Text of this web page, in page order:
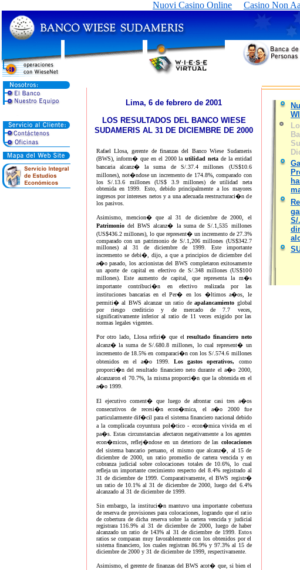
Nuovi Casino Online Casino Non
Lima, 6 de febrero de 2001
LOS RESULTADOS DEL BANCO WIESE
SUDAMERIS AL 31 DE DICIEMBRE DE 2000
Rafael Llosa, gerente de finanzas del Banco Wiese Sudameris
(BWS), inform� que en el 2000 lautilidad neta de la entidad
bancaria alcanz� la suma de S/.37.4 millones (US$10.6
millones), not�ndose un incremento de 174.8%, comparado con
los S/.13.6 millones (US$ 3.9 millones) de utilidad neta
obtenida en 1999. Esto, debido principalmente a los mayores
ingresos por intereses netos y a una adecuada reestructuraci�n de
los pasivos.
Asimismo, mencion� que al 31 de diciembre de 2000, el
Patrimoniodel BWS alcanz� la suma de S/.1,535 millones
(US$436.2 millones), lo que represent� un incremento de 27.3%
comparado con un patrimonio de S/.1,206 millones (US$342.7
millones) al 31 de diciembre de 1999. Este importante
incremento se debi�, dijo, a que a principios de diciembre del
a�o pasado, los accionistas del BWS completaron exitosamente
un aporte de capital en efectivo de S/.348 millones (US$100
millones). Este aumento de capital, que representa la m�s
importante contribuci�n en efectivo realizada por las
instituciones bancarias en el Per� en los �ltimos a�os, le
permiti� al BWS alcanzar un ratio de apalancamiento global
por riesgo crediticio y de mercado de 7.7 veces,
significativamente inferior al ratio de 11 veces exigido por las
normas legales vigentes.
Por otro lado, Llosa refiri� que elresultado financiero neto
alcanz� la suma de S/.680.8 millones, lo cual represent� un
incremento de 18.5% en comparaci�n con los S/.574.6 millones
obtenidos en el a�o 1999.Los gastos operativos,
como
proporci�n del resultado financiero neto durante el a�o 2000,
alcanzaron el 70.7%, la misma proporci�n que la obtenida en el
a�o 1999.
El ejecutivo coment� que luego de afrontar casi tres a�os
consecutivos de recesi�n econ�mica, el a�o 2000 fue
particularmente dif�cil para el sistema financiero nacional debido
a la complicada coyuntura pol�tico - econ�mica vivida en el
pa�s. Estas circunstancias afectaron negativamente a los agentes
econ�micos, reflej�ndose en un deterioro de las colocaciones
del sistema bancario peruano, el mismo que alcanz�, al 15 de
diciembre de 2000, un ratio promedio de cartera vencida y en
cobranza judicial sobre colocaciones totales de 10.6%, lo cual
refleja un importante crecimiento respecto del 8.4% registrado al
31 de diciembre de 1999. Comparativamente, el BWS registr�
un ratio de 10.1% al 31 de diciembre de 2000, luego del 6.4%
alcanzado al 31 de diciembre de 1999.
Sin embargo, la instituci�n mantuvo una importante cobertura
de reserva de provisiones para colocaciones, logrando que el ratio
de cobertura de dicha reserva sobre la cartera vencida y judicial
registrara 116.9% al 31 de diciembre de 2000, luego de haber
alcanzado un ratio de 143% al 31 de diciembre de 1999. Estos
ratios se comparan muy favorablemente con los obtenidos por el
sistema financiero, los cuales registran 86.9% y 97.3% al 15 de
diciembre de 2000 y 31 de diciembre de 1999, respectivamente.
Asimismo, el gerente de finanzas del BWS acot� que, si bien el
S/